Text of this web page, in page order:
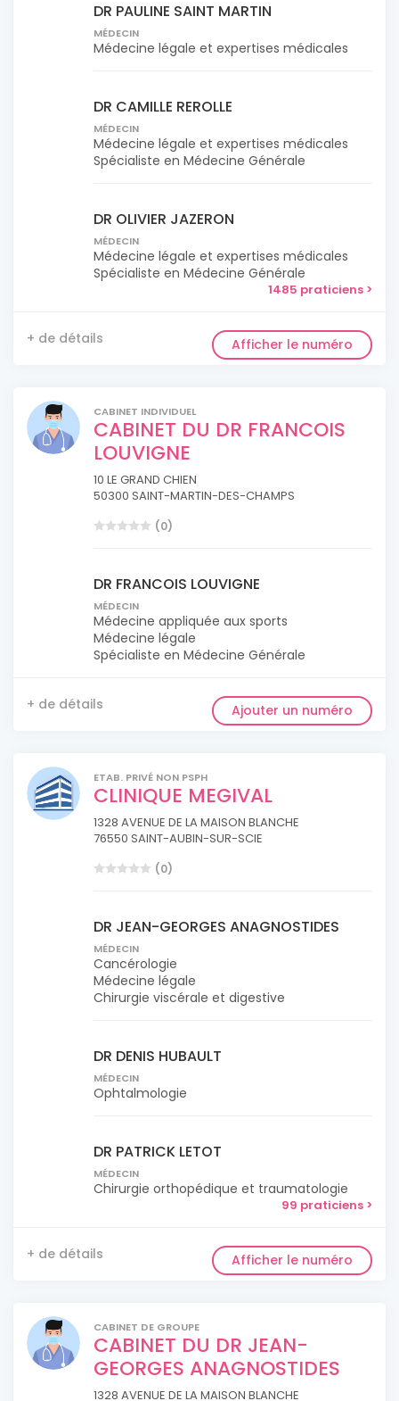
DR PAULINE SAINT MARTIN
MÉDECIN
Médecine légale et expertises médicales
DR CAMILLE REROLLE
MÉDECIN
Médecine légale et expertises médicales
Spécialiste en Médecine Générale
DR OLIVIER JAZERON
MÉDECIN
Médecine légale et expertises médicales
Spécialiste en Médecine Générale
1485 praticiens >
+ de détails Afficher le numéro
CABINET INDIVIDUEL
CABINET DU DR FRANCOIS
LOUVIGNE
10 LE GRAND CHIEN
50300 SAINT-MARTIN-DES-CHAMPS
(0)
DR FRANCOIS LOUVIGNE
MÉDECIN
Médecine appliquée aux sports
Médecine légale
Spécialiste en Médecine Générale
+ de détails Ajouter un numéro
ETAB. PRIVÉ NON PSPH
CLINIQUE MEGIVAL
1328 AVENUE DE LA MAISON BLANCHE
76550 SAINT-AUBIN-SUR-SCIE
(0)
DR JEAN-GEORGES ANAGNOSTIDES
MÉDECIN
Cancérologie
Médecine légale
Chirurgie viscérale et digestive
DR DENIS HUBAULT
MÉDECIN
Ophtalmologie
DR PATRICK LETOT
MÉDECIN
Chirurgie orthopédique et traumatologie
99 praticiens >
+ de détails Afficher le numéro
CABINET DE GROUPE
CABINET DU DR JEAN-
GEORGES ANAGNOSTIDES
1328 AVENUE DE LA MAISON BLANCHE